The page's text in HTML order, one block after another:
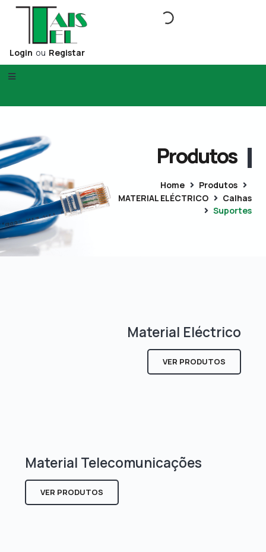
Login ou Registar
Produtos
Home
Produtos
MATERIAL ELÉCTRICO
Calhas
Suportes
Material Eléctrico
VER PRODUTOS
Material Telecomunicações
VER PRODUTOS